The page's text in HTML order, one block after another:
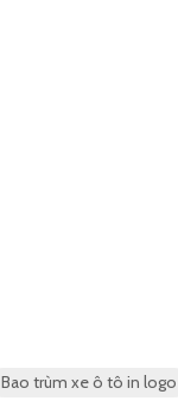
Bao trùm xe ô tô in logo